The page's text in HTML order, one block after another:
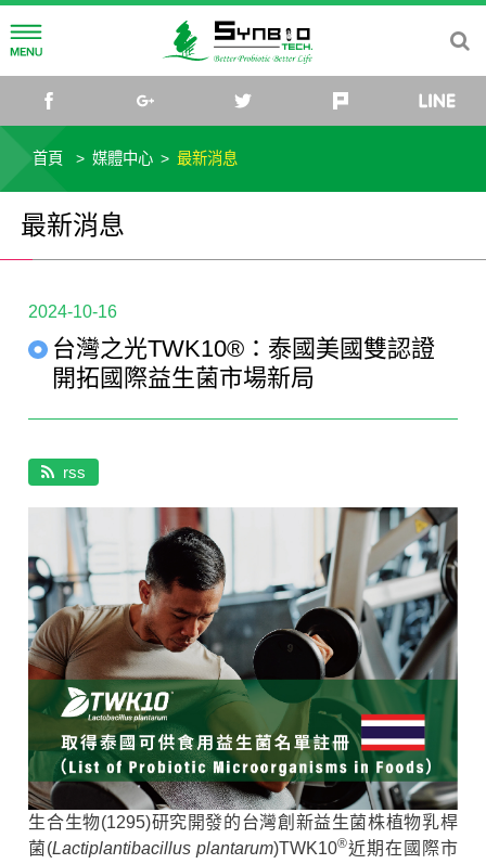
公司簡介
公司理念
公司組織
研發中心
研究團隊
菌種庫
微生物體與乳酸菌應用研發中心
最新消息
活動訊息
影音專區
投資關係
公司治理
公司基本資料
公司規章
董事會成員
董事會決議
稽核資訊
獨立董事
獨董溝通情形
功能委員會
履行誠信
永續報告書
財務資訊
每月營收
財務報表
股東專欄
股東資訊
主要股東名單
法人說明會
法人說明會
利害關係人專區
利害關係人專區
社會關懷
益生菌專欄
微生物新知
產業趨勢
SynForU-ImmuUp LP28
認識 NK 細胞與免疫老化
LP28 如何喚醒 NK 細胞
聯絡我們
TW
facebook google+
首頁 媒體中心 最新消息
最新消息
2024-10-16
台灣之光TWK10®：泰國美國雙認證
開拓國際益生菌市場新局
rss
生合生物(1295)研究開發的台灣創新益生菌株植物乳桿
菌(Lactiplantibacillus plantarum)TWK10®近期在國際市